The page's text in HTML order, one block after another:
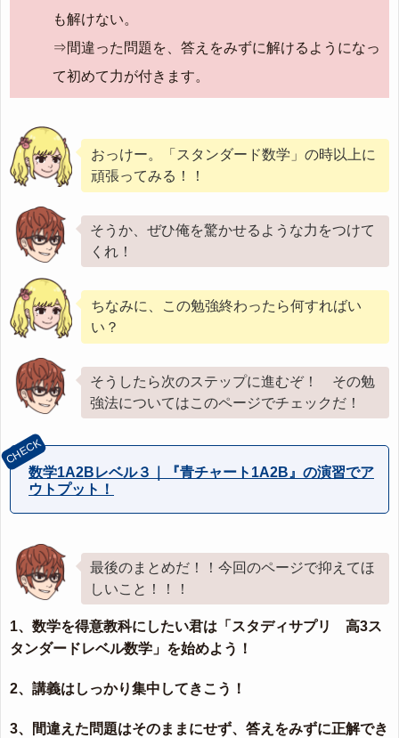
も解けない。
⇒間違った問題を、答えをみずに解けるようになっ
て初めて力が付きます。
おっけー。「スタンダード数学」の時以上に
頑張ってみる！！
そうか、ぜひ俺を驚かせるような力をつけて
くれ！
ちなみに、この勉強終わったら何すればい
い？
そうしたら次のステップに進むぞ！ その勉
強法についてはこのページでチェックだ！
数学1A2Bレベル３｜『青チャート1A2B』の演習でア
ウトプット！
最後のまとめだ！！今回のページで抑えてほ
しいこと！！！
1、数学を得意教科にしたい君は「スタディサプリ 高3ス
タンダードレベル数学」を始めよう！
2、講義はしっかり集中してきこう！
3、間違えた問題はそのままにせず、答えをみずに正解でき